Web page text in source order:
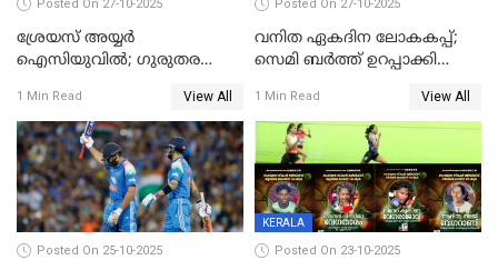
Posted On 27-10-2025
ശ്രേയസ് അയ്യര്‍
ഐസിയുവില്‍; ഗുരുതര
1 Min Read View All
Posted On 27-10-2025
വനിത ഏകദിന ലോകകപ്പ്;
സെമി ബര്‍ത്ത് ഉറപ്പാക്കി
1 Min Read View All
Posted On 25-10-2025
KERALA
Posted On 23-10-2025